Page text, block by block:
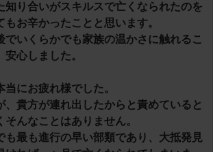
知り合いがスキルスで亡くなられたのを
お辛かったことと思います。
でいくらかでも家族の温かさに触れるこ
心しました。
にお疲れ様でした。
、貴方が連れ出したからと責めていると
んなことはありません。
も最も進行の早い部類であり、大抵発見